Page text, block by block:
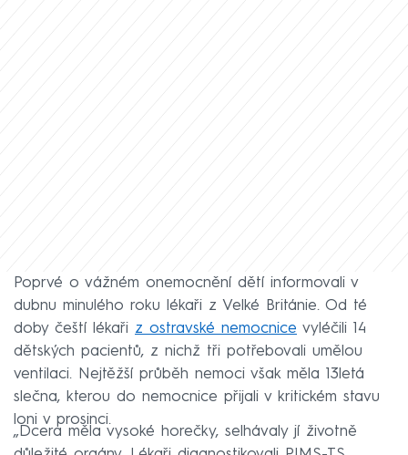
Poprvé o vážném onemocnění dětí informovali v
dubnu minulého roku lékaři z Velké Británie. Od té
doby čeští lékaři z ostravské nemocnice vyléčili 14
dětských pacientů, z nichž tři potřebovali umělou
ventilaci. Nejtěžší průběh nemoci však měla 13letá
slečna, kterou do nemocnice přijali v kritickém stavu
loni v prosinci.
„Dcera měla vysoké horečky, selhávaly jí životně